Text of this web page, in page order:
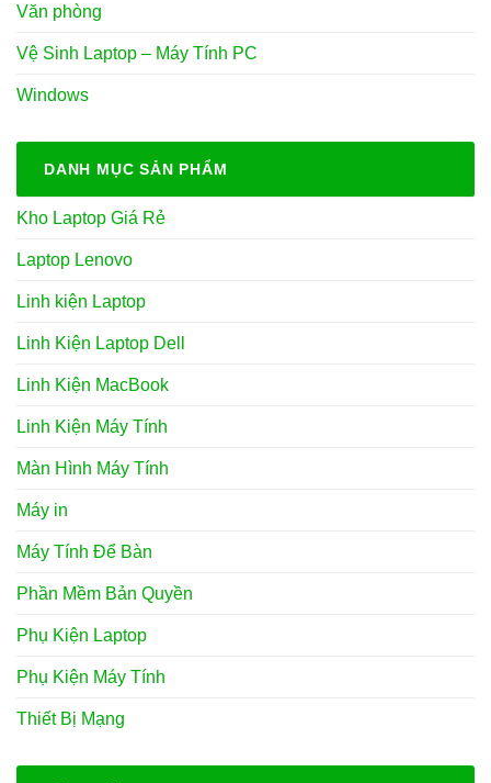
Văn phòng
Vệ Sinh Laptop – Máy Tính PC
Windows
DANH MỤC SẢN PHẨM
Kho Laptop Giá Rẻ
Laptop Lenovo
Linh kiện Laptop
Linh Kiện Laptop Dell
Linh Kiện MacBook
Linh Kiện Máy Tính
Màn Hình Máy Tính
Máy in
Máy Tính Để Bàn
Phần Mềm Bản Quyền
Phụ Kiện Laptop
Phụ Kiện Máy Tính
Thiết Bị Mạng